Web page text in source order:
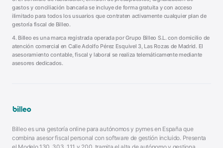
gastos y conciliación bancaria se incluye de forma gratuita y con acceso
ilimitado para todos los usuarios que contraten activamente cualquier plan de
gestoría fiscal de Billeo.
4. Billeo es una marca registrada operada por Grupo Billeo S.L. con domicilio de
atención comercial en Calle Adolfo Pérez Esquivel 3, Las Rozas de Madrid. El
asesoramiento contable, fiscal y laboral se realiza telemáticamente mediante
asesores dedicados.
Billeo es una gestoría online para autónomos y pymes en España que
combina asesor fiscal personal con software de gestión incluido. Presenta